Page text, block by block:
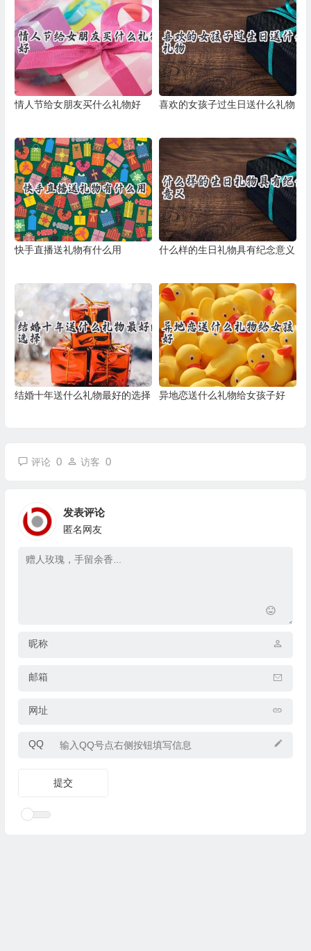
情人节给女朋友买什么礼物好 喜欢的女孩子过生日送什么礼物
快手直播送礼物有什么用 什么样的生日礼物具有纪念意义
结婚十年送什么礼物最好的选择 异地恋送什么礼物给女孩子好
评论 0 访客 0
发表评论
匿名网友
昵称
邮箱
网址
QQ